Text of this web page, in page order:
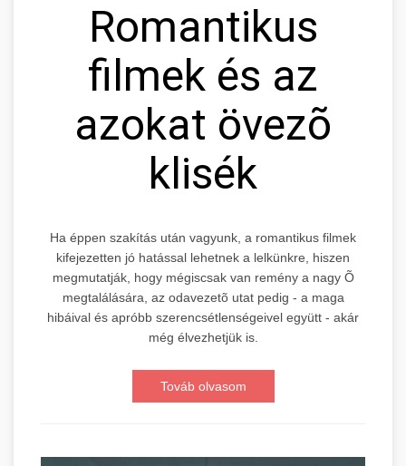
Romantikus
filmek és az
azokat övezõ
klisék
Ha éppen szakítás után vagyunk, a romantikus filmek
kifejezetten jó hatással lehetnek a lelkünkre, hiszen
megmutatják, hogy mégiscsak van remény a nagy Õ
megtalálására, az odavezetõ utat pedig - a maga
hibáival és apróbb szerencsétlenségeivel együtt - akár
még élvezhetjük is.
Továb olvasom